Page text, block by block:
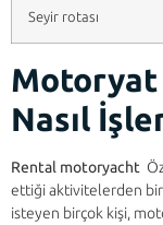
Seyir rotası
Motoryat
Nasıl
Rental motoryacht
ettiği aktivitelerden
isteyen birçok kişi,